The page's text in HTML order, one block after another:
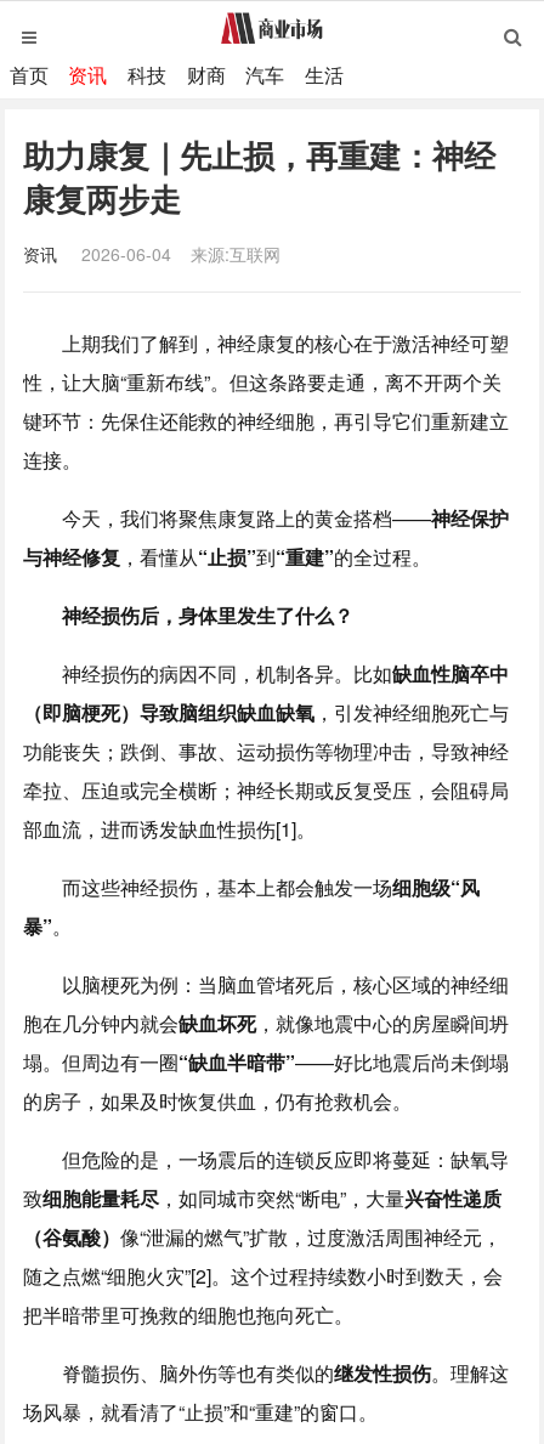
首页 资讯 科技 财商 汽车 生活
助力康复｜先止损，再重建：神经
康复两步走
资讯 2026-06-04 来源:互联网
上期我们了解到，神经康复的核心在于激活神经可塑
性，让大脑“重新布线”。但这条路要走通，离不开两个关
键环节：先保住还能救的神经细胞，再引导它们重新建立
连接。
今天，我们将聚焦康复路上的黄金搭档——神经保护
与神经修复 ，看懂从“止损”到“重建”的全过程。
神经损伤后，身体里发生了什么？
神经损伤的病因不同，机制各异。比如缺血性脑卒中
（即脑梗死）导致脑组织缺血缺氧 ，引发神经细胞死亡与
功能丧失；跌倒、事故、运动损伤等物理冲击，导致神经
牵拉、压迫或完全横断；神经长期或反复受压，会阻碍局
部血流，进而诱发缺血性损伤[1]。
而这些神经损伤，基本上都会触发一场细胞级“风
暴”。
以脑梗死为例：当脑血管堵死后，核心区域的神经细
胞在几分钟内就会缺血坏死，就像地震中心的房屋瞬间坍
塌。但周边有一圈“缺血半暗带”——好比地震后尚未倒塌
的房子，如果及时恢复供血，仍有抢救机会。
但危险的是，一场震后的连锁反应即将蔓延：缺氧导
致细胞能量耗尽 ，如同城市突然“断电”，大量兴奋性递质
（谷氨酸）像“泄漏的燃气”扩散，过度激活周围神经元，
随之点燃“细胞火灾”[2]。这个过程持续数小时到数天，会
把半暗带里可挽救的细胞也拖向死亡。
脊髓损伤、脑外伤等也有类似的继发性损伤。理解这
场风暴，就看清了“止损”和“重建”的窗口。